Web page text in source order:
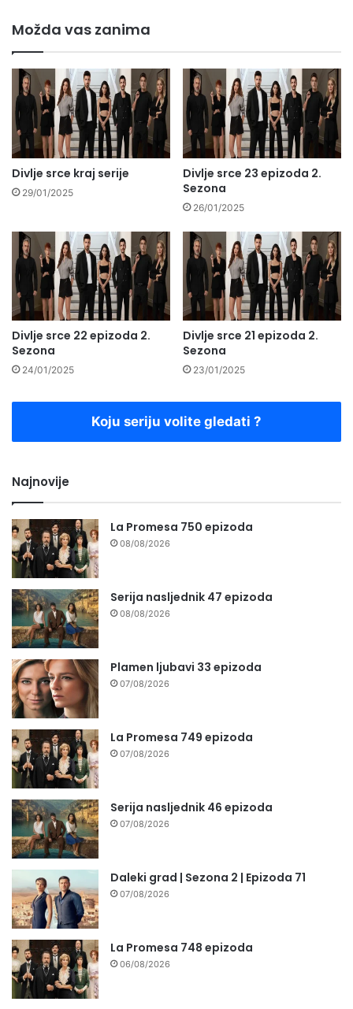
Možda vas zanima
Divlje srce kraj serije
29/01/2025
Divlje srce 23 epizoda 2.
Sezona
26/01/2025
Divlje srce 22 epizoda 2.
Sezona
24/01/2025
Divlje srce 21 epizoda 2.
Sezona
23/01/2025
Koju seriju volite gledati ?
Najnovije
La Promesa 750 epizoda
08/08/2026
Serija nasljednik 47 epizoda
08/08/2026
Plamen ljubavi 33 epizoda
07/08/2026
La Promesa 749 epizoda
07/08/2026
Serija nasljednik 46 epizoda
07/08/2026
Daleki grad | Sezona 2 | Epizoda 71
07/08/2026
La Promesa 748 epizoda
06/08/2026